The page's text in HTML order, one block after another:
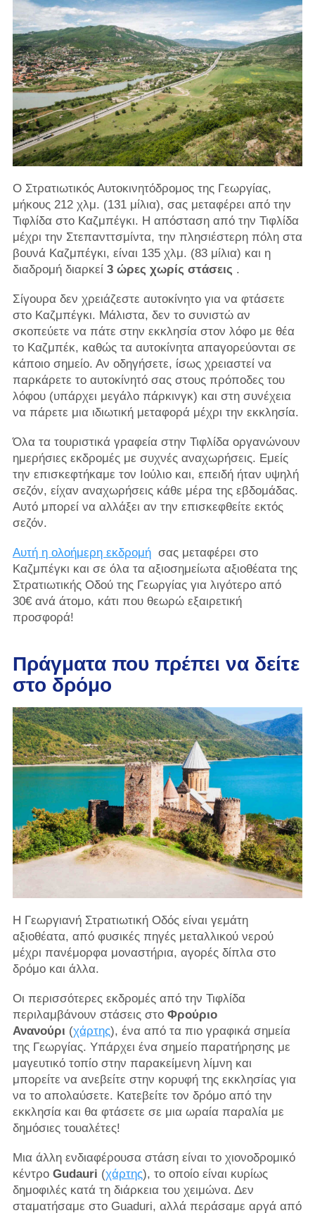
Ο Στρατιωτικός Αυτοκινητόδρομος της Γεωργίας,
μήκους 212 χλμ. (131 μίλια), σας μεταφέρει από την
Τιφλίδα στο Καζμπέγκι. Η απόσταση από την Τιφλίδα
μέχρι την Στεπανττσμίντα, την πλησιέστερη πόλη στα
βουνά Καζμπέγκι, είναι 135 χλμ. (83 μίλια) και η
διαδρομή διαρκεί 3 ώρες χωρίς στάσεις .
Σίγουρα δεν χρειάζεστε αυτοκίνητο για να φτάσετε
στο Καζμπέγκι. Μάλιστα, δεν το συνιστώ αν
σκοπεύετε να πάτε στην εκκλησία στον λόφο με θέα
το Καζμπέκ, καθώς τα αυτοκίνητα απαγορεύονται σε
κάποιο σημείο. Αν οδηγήσετε, ίσως χρειαστεί να
παρκάρετε το αυτοκίνητό σας στους πρόποδες του
λόφου (υπάρχει μεγάλο πάρκινγκ) και στη συνέχεια
να πάρετε μια ιδιωτική μεταφορά μέχρι την εκκλησία.
Όλα τα τουριστικά γραφεία στην Τιφλίδα οργανώνουν
ημερήσιες εκδρομές με συχνές αναχωρήσεις. Εμείς
την επισκεφτήκαμε τον Ιούλιο και, επειδή ήταν υψηλή
σεζόν, είχαν αναχωρήσεις κάθε μέρα της εβδομάδας.
Αυτό μπορεί να αλλάξει αν την επισκεφθείτε εκτός
σεζόν.
Αυτή η ολοήμερη εκδρομήσας μεταφέρει στο
Καζμπέγκι και σε όλα τα αξιοσημείωτα αξιοθέατα της
Στρατιωτικής Οδού της Γεωργίας για λιγότερο από
30€ ανά άτομο, κάτι που θεωρώ εξαιρετική
προσφορά!
Πράγματα που πρέπει να δείτε
στο δρόμο
Η Γεωργιανή Στρατιωτική Οδός είναι γεμάτη
αξιοθέατα, από φυσικές πηγές μεταλλικού νερού
μέχρι πανέμορφα μοναστήρια, αγορές δίπλα στο
δρόμο και άλλα.
Οι περισσότερες εκδρομές από την Τιφλίδα
περιλαμβάνουν στάσεις στο Φρούριο
Ανανούρι (χάρτης), ένα από τα πιο γραφικά σημεία
της Γεωργίας. Υπάρχει ένα σημείο παρατήρησης με
μαγευτικό τοπίο στην παρακείμενη λίμνη και
μπορείτε να ανεβείτε στην κορυφή της εκκλησίας για
να το απολαύσετε. Κατεβείτε τον δρόμο από την
εκκλησία και θα φτάσετε σε μια ωραία παραλία με
δημόσιες τουαλέτες!
Μια άλλη ενδιαφέρουσα στάση είναι το χιονοδρομικό
κέντρο Gudauri (χάρτης), το οποίο είναι κυρίως
δημοφιλές κατά τη διάρκεια του χειμώνα. Δεν
σταματήσαμε στο Guaduri, αλλά περάσαμε αργά από